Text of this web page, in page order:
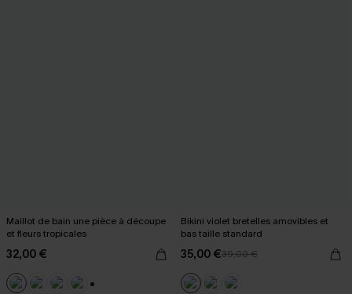
Maillot de bain une pièce à découpe
et fleurs tropicales
32,00 €
Bikini violet bretelles amovibles et
bas taille standard
35,00 €39,00 €